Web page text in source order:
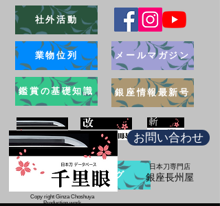
社外活動
業物位列
鑑賞の基礎知識
メールマガジン
銀座情報最新号
ブログ
お問い合わせ
日本刀専門店
​銀座長州屋
Copy right Ginza Choshuya
Production work